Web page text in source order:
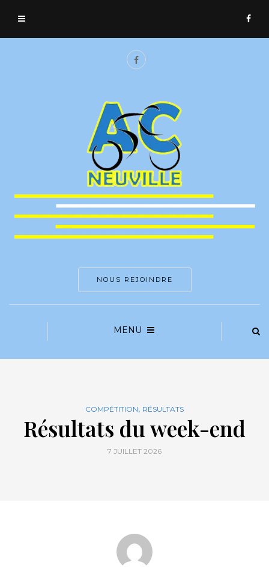
NOUS REJOINDRE
MENU
COMPÉTITION, RÉSULTATS
Résultats du week-end
7 JUILLET 2026